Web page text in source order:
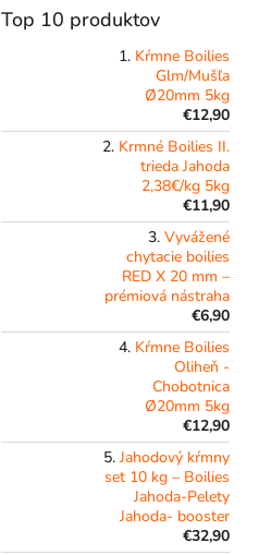
Top 10 produktov
Kŕmne Boilies
Glm/Mušľa
Ø20mm 5kg
€12,90
Krmné Boilies II.
trieda Jahoda
2,38€/kg 5kg
€11,90
Vyvážené
chytacie boilies
RED X 20 mm –
prémiová nástraha
€6,90
Kŕmne Boilies
Oliheň -
Chobotnica
Ø20mm 5kg
€12,90
Jahodový kŕmny
set 10 kg – Boilies
Jahoda-Pelety
Jahoda- booster
€32,90